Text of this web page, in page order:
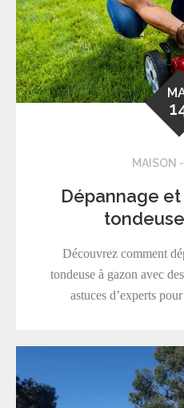
MAISON
Dépannage
Découvrez comment
tondeuse à gazon avec
astuces d’experts